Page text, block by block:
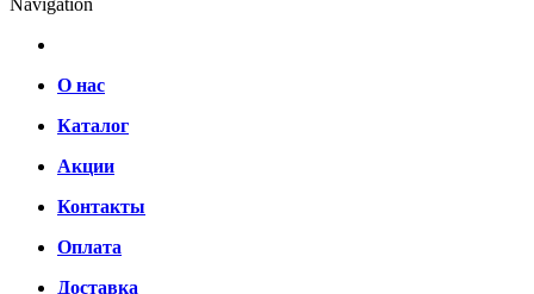
Navigation
О нас
Каталог
Акции
Контакты
Оплата
Доставка